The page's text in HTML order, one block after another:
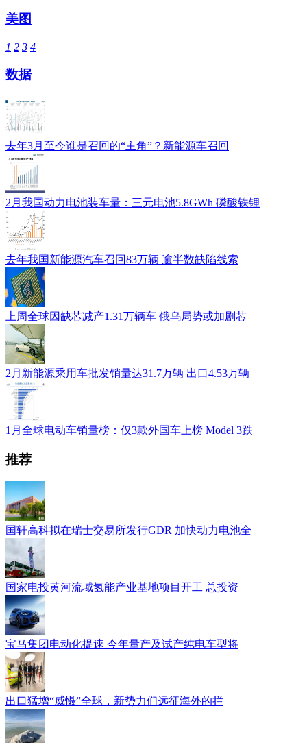
美图
1 2 3 4
数据
去年3月至今谁是召回的“主角”？新能源车召回
2月我国动力电池装车量：三元电池5.8GWh 磷酸铁锂
去年我国新能源汽车召回83万辆 逾半数缺陷线索
上周全球因缺芯减产1.31万辆车 俄乌局势或加剧芯
2月新能源乘用车批发销量达31.7万辆 出口4.53万辆
1月全球电动车销量榜：仅3款外国车上榜 Model 3跌
推荐
国轩高科拟在瑞士交易所发行GDR 加快动力电池全
国家电投黄河流域氢能产业基地项目开工 总投资
宝马集团电动化提速 今年量产及试产纯电车型将
出口猛增“威慑”全球，新势力们远征海外的拦